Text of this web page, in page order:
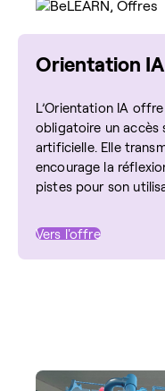
Orientation IA
L’Orientation IA offre
obligatoire un accès
artificielle. Elle
encourage la
pistes pour son
Vers l'offre